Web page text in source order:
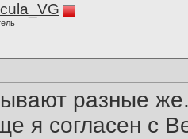
разные
я согласен с